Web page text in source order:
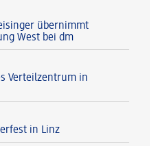
übernimmt
West bei dm
Verteilzentrum in
in Linz